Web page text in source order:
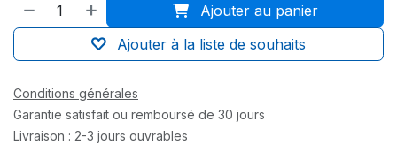
Ajouter au panier
Ajouter à la liste de souhaits
Conditions générales
Garantie satisfait ou remboursé de 30 jours
Livraison : 2-3 jours ouvrables